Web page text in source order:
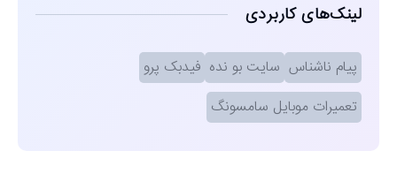
لینک‌های کاربردی
پیام ناشناس سایت بو نده فیدبک پرو
تعمیرات موبایل سامسونگ